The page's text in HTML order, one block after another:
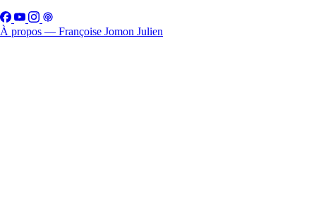
À propos — Françoise Jomon Julien